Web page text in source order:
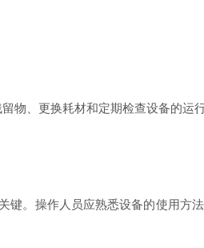
、更换耗材和定期检查设备的运
。操作人员应熟悉设备的使用方